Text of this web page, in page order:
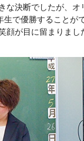
な決断でしたが、
で優勝すること
顔が目に留まりま